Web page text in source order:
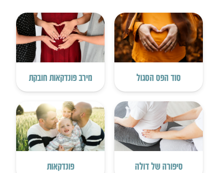
סוד הפס הסגול מירב פונדקאות חובקת
סיפורה של דולה פונדקאות